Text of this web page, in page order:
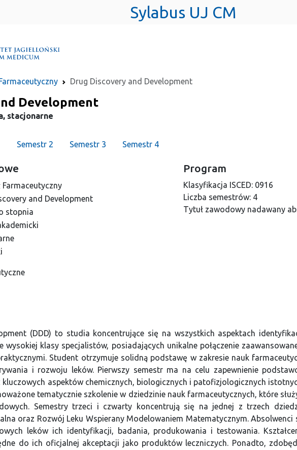
Sylabus UJ CM
Drug Discovery and Development
Development
stacjonarne
Semestr 2 Semestr 3 Semestr 4
Farmaceutyczny
and Development
stopnia
Program
Klasyfikacja ISCED: 0916
Liczba semestrów: 4
Tytuł zawodowy nadawany
(DDD) to studia koncentrujące się na wszystkich aspektach
klasy specjalistów, posiadających unikalne połączenie
Student otrzymuje solidną podstawę w zakresie nauk
i rozwoju leków. Pierwszy semestr ma na celu zapewnienie
aspektów chemicznych, biologicznych i patofizjologicznych
tematycznie szkolenie w dziedzinie nauk farmaceutycznych, które
Semestry trzeci i czwarty koncentrują się na jednej z trzech
oraz Rozwój Leku Wspierany Modelowaniem Matematycznym.
leków ich identyfikacji, badania, produkowania i testowania.
do ich oficjalnej akceptacji jako produktów leczniczych. Ponadto,